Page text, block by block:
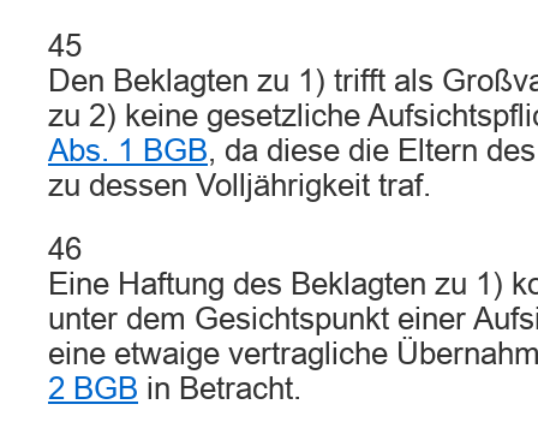
45
Den Beklagten zu 1) trifft als
zu 2) keine gesetzliche
Abs. 1 BGB, da diese die Eltern
zu dessen Volljährigkeit traf.
46
Eine Haftung des Beklagten zu 1)
unter dem Gesichtspunkt einer
eine etwaige vertragliche
2 BGB in Betracht.